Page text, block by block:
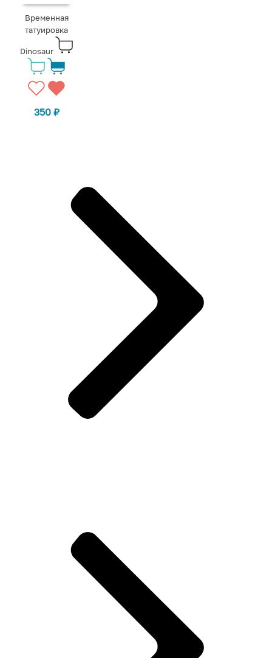
Временная
татуировка
Dinosaur
350 ₽